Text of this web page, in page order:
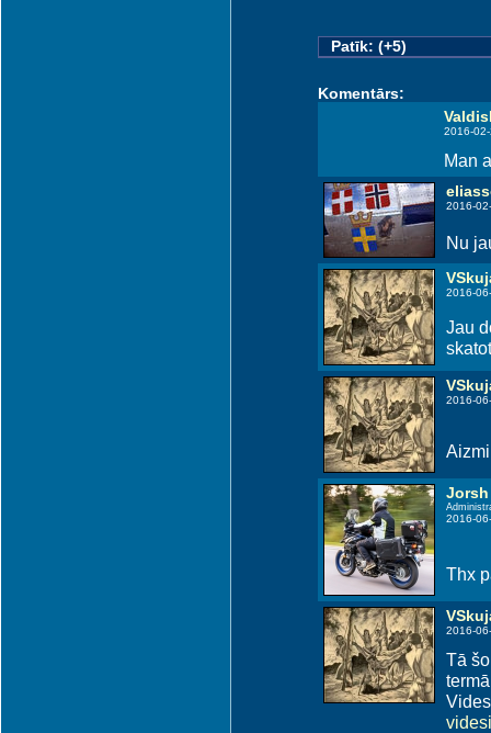
Patīk: (+5)
Komentārs:
2016-
Man
2016-
Nu
2016-
Jau
2016-
Jorsh
2016-
Thx
2016-
Tā